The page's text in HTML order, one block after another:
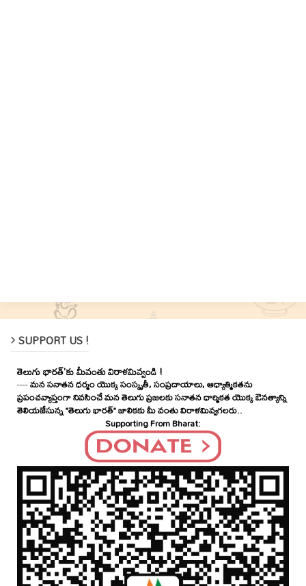
SUPPORT US !
తెలుగు భారత్'కు మీవంతు విరాళమివ్వండి !
----మన సనాతన ధర్మం యొక్క సంస్కృతీ, సంప్రదాయాలు, ఆధ్యాత్మికతను
ప్రపంచవ్యాప్తంగా నివసించే మన తెలుగు ప్రజలకు సనాతన ధార్మికత యొక్క ఔనత్యాన్ని
తెలియజేసున్న "తెలుగు భారత్" జాలికకు మీ వంతు విరాళమివ్వగలరు..
Supporting From Bharat: